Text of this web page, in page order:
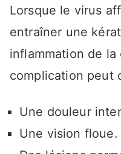
Lorsque le virus
entraîner une
inflammation de
complication peut
Une douleur
Une vision floue.